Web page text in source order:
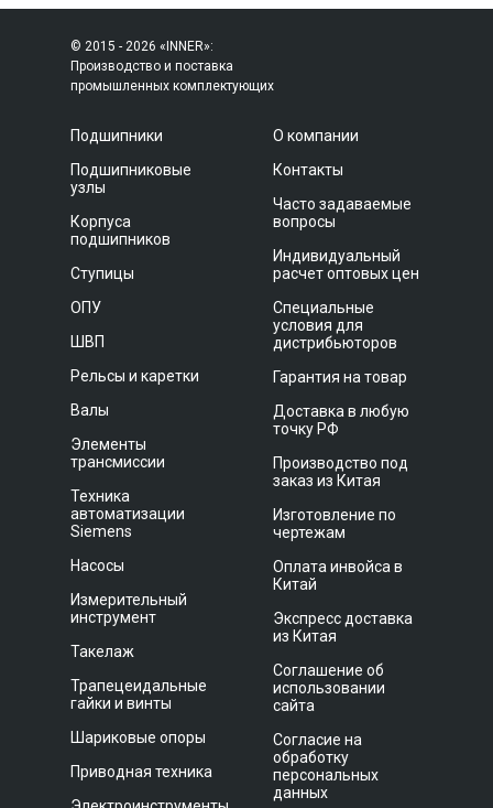
© 2015 - 2026 «INNER»:
Производство и поставка
промышленных комплектующих
Подшипники
Подшипниковые
узлы
Корпуса
подшипников
Ступицы
ОПУ
ШВП
Рельсы и каретки
Валы
Элементы
трансмиссии
Техника
автоматизации
Siemens
Насосы
Измерительный
инструмент
Такелаж
Трапецеидальные
гайки и винты
Шариковые опоры
Приводная техника
О компании
Контакты
Часто задаваемые
вопросы
Индивидуальный
расчет оптовых цен
Специальные
условия для
дистрибьюторов
Гарантия на товар
Доставка в любую
точку РФ
Производство под
заказ из Китая
Изготовление по
чертежам
Оплата инвойса в
Китай
Экспресс доставка
из Китая
Соглашение об
использовании
сайта
Согласие на
обработку
персональных
данных